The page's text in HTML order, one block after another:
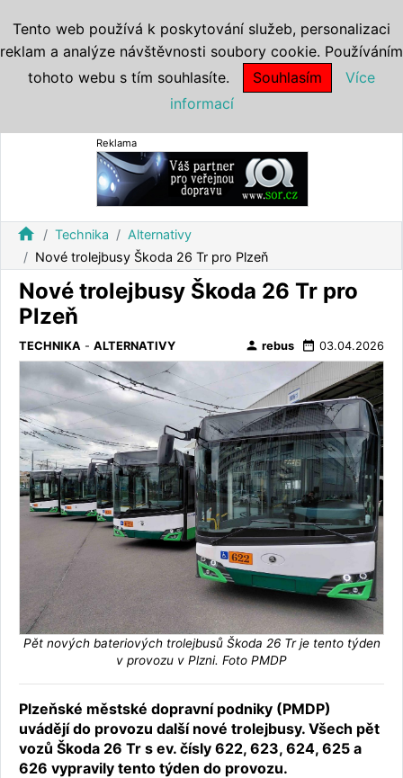
Reklama
home Technika
Alternativy
Nové trolejbusy Škoda 26 Tr pro Plzeň
Nové trolejbusy Škoda 26 Tr pro
Plzeň
TECHNIKA - ALTERNATIVY person rebus date_range 03.04.2026
Pět nových bateriových trolejbusů Škoda 26 Tr je tento týden
v provozu v Plzni. Foto PMDP
Plzeňské městské dopravní podniky (PMDP)
uvádějí do provozu další nové trolejbusy. Všech pět
vozů Škoda 26 Tr s ev. čísly 622, 623, 624, 625 a
626 vypravily tento týden do provozu.
Tento web používá k poskytování služeb, personalizaci
reklam a analýze návštěvnosti soubory cookie. Používáním
tohoto webu s tím souhlasíte.
Souhlasím
Více
informací